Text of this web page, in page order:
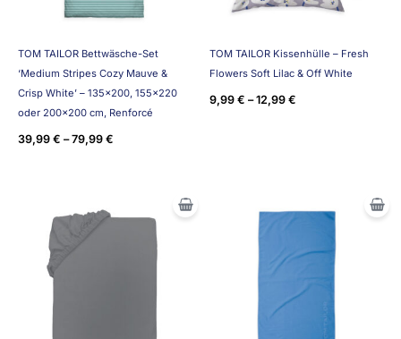
TOM TAILOR Bettwäsche-Set
‘Medium Stripes Cozy Mauve &
Crisp White’ – 135×200, 155×220
oder 200×200 cm, Renforcé
39,99 € –79,99 €
TOM TAILOR Kissenhülle – Fresh
Flowers Soft Lilac & Off White
9,99 € –12,99 €